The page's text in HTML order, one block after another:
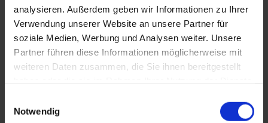
analysieren. Außerdem geben wir Informationen zu Ihrer
Verwendung unserer Website an unsere Partner für
soziale Medien, Werbung und Analysen weiter. Unsere
Partner führen diese Informationen möglicherweise mit
weiteren Daten zusammen, die Sie ihnen bereitgestellt
Notwendig
Tauche ein ins heilende Thermalwasser und genieße den
atemberaubenden Ausblick auf die Salzburger Bergwelt. Mit
einer Ruhetherme für pure Entspannung, einer Erlebnistherme
mit 70-Meter-Rutsche für die Familie und einem Panoramablick
im Saunabereich ist hier für jeden der perfekte Ort, um den